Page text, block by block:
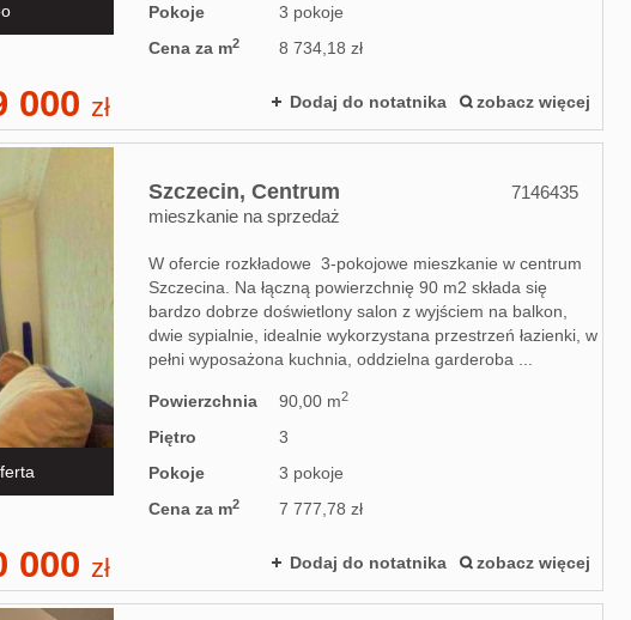
Pokoje
3 pokoje
Cena za m2 8 734,18 zł
000 zł Dodaj do notatnika zobacz więcej
Szczecin, Centrum
mieszkanie na sprzedaż
7146435
W ofercie rozkładowe 3-pokojowe mieszkanie w centrum
Szczecina. Na łączną powierzchnię 90 m2 składa się
bardzo dobrze doświetlony salon z wyjściem na balkon,
dwie sypialnie, idealnie wykorzystana przestrzeń łazienki, w
pełni wyposażona kuchnia, oddzielna garderoba ...
Powierzchnia 90,00 m2
Piętro
3
Pokoje
3 pokoje
Cena za m2 7 777,78 zł
000 zł Dodaj do notatnika zobacz więcej